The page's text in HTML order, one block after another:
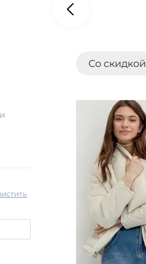
Со скидкой